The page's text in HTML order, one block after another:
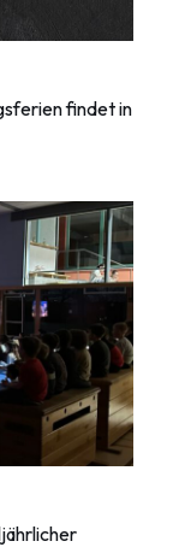
findet in